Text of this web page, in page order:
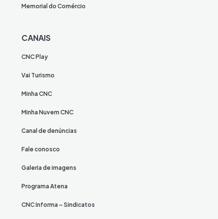
Memorial do Comércio
CANAIS
CNC Play
Vai Turismo
Minha CNC
Minha Nuvem CNC
Canal de denúncias
Fale conosco
Galeria de imagens
Programa Atena
CNC Informa – Sindicatos